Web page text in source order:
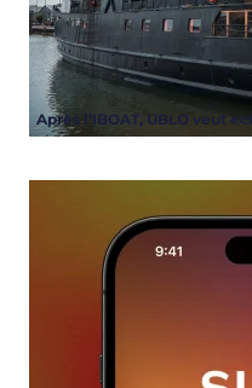
Après l’IBOAT, UBLO veut